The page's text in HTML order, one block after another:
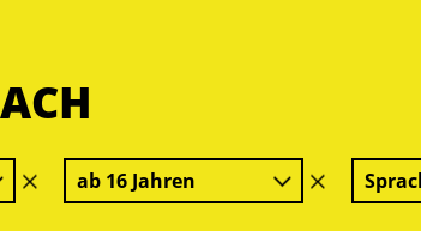
Filter
löschen
ab 16 Jahren
Filter
löschen